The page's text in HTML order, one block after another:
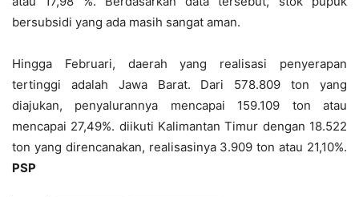
bersubsidi yang ada masih sangat aman.
Hingga Februari, daerah yang realisasi penyerapan
tertinggi adalah Jawa Barat. Dari 578.809 ton yang
diajukan, penyalurannya mencapai 159.109 ton atau
mencapai 27,49%. diikuti Kalimantan Timur dengan 18.522
ton yang direncanakan, realisasinya 3.909 ton atau 21,10%.
PSP